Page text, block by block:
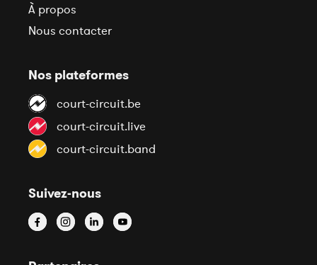
À propos
Nous contacter
Nos plateformes
court-circuit.be
court-circuit.live
court-circuit.band
Suivez-nous